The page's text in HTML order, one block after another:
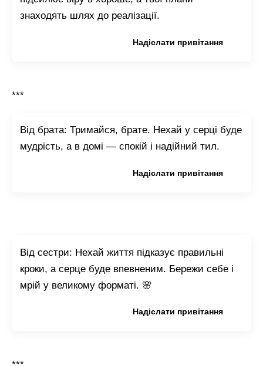
знаходять шлях до реалізації.
Надіслати привітання
***
Від брата: Тримайся, брате. Нехай у серці буде
мудрість, а в домі — спокій і надійний тил.
Надіслати привітання
Від сестри: Нехай життя підказує правильні
кроки, а серце буде впевненим. Бережи себе і
мрій у великому форматі. 🌸
Надіслати привітання